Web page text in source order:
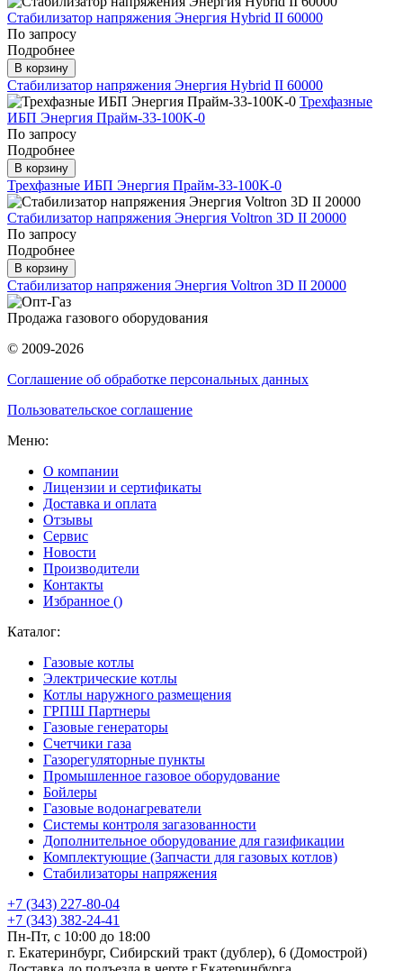
Стабилизатор напряжения Энергия Hybrid II 60000
По запросу
Подробнее
В корзину
Стабилизатор напряжения Энергия Hybrid II 60000
Трехфазные
ИБП Энергия Прайм-33-100K-0
По запросу
Подробнее
В корзину
Трехфазные ИБП Энергия Прайм-33-100K-0
Стабилизатор напряжения Энергия Voltron 3D II 20000
По запросу
Подробнее
В корзину
Стабилизатор напряжения Энергия Voltron 3D II 20000
Продажа газового оборудования
© 2009-2026
Соглашение об обработке персональных данных
Пользовательское соглашение
Меню:
О компании
Лицензии и сертификаты
Доставка и оплата
Отзывы
Сервис
Новости
Производители
Контакты
Избранное ()
Каталог:
Газовые котлы
Электрические котлы
Котлы наружного размещения
ГРПШ Партнеры
Газовые генераторы
Счетчики газа
Газорегуляторные пункты
Промышленное газовое оборудование
Бойлеры
Газовые водонагреватели
Системы контроля загазованности
Дополнительное оборудование для газификации
Комплектующие (Запчасти для газовых котлов)
Стабилизаторы напряжения
+7 (343) 227-80-04
+7 (343) 382-24-41
Пн-Пт, с 10:00 до 18:00
г. Екатеринбург, Сибирский тракт (дублер), 6 (Домострой)